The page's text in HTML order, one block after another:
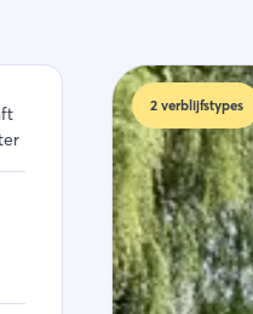
2 verblijfstypes